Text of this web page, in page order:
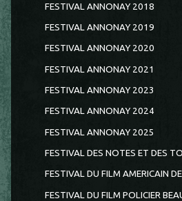
FESTIVAL ANNONAY 2018
FESTIVAL ANNONAY 2019
FESTIVAL ANNONAY 2020
FESTIVAL ANNONAY 2021
FESTIVAL ANNONAY 2023
FESTIVAL ANNONAY 2024
FESTIVAL ANNONAY 2025
FESTIVAL DES NOTES ET DES
FESTIVAL DU FILM AMERICAIN
FESTIVAL DU FILM POLICIER